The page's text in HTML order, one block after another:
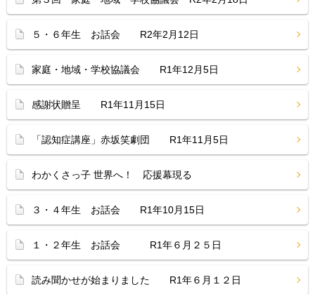
５・６年生 お話会 R2年2月12日
家庭・地域・学校協議会 R1年12月5日
感謝状贈呈 R1年11月15日
「認知症講座」赤坂笑劇団 R1年11月5日
わかくさっ子 世界へ！ 応援幕現る
３・４年生 お話会 R1年10月15日
１・２年生 お話会 R1年６月２５日
読み聞かせが始まりました R1年６月１２日